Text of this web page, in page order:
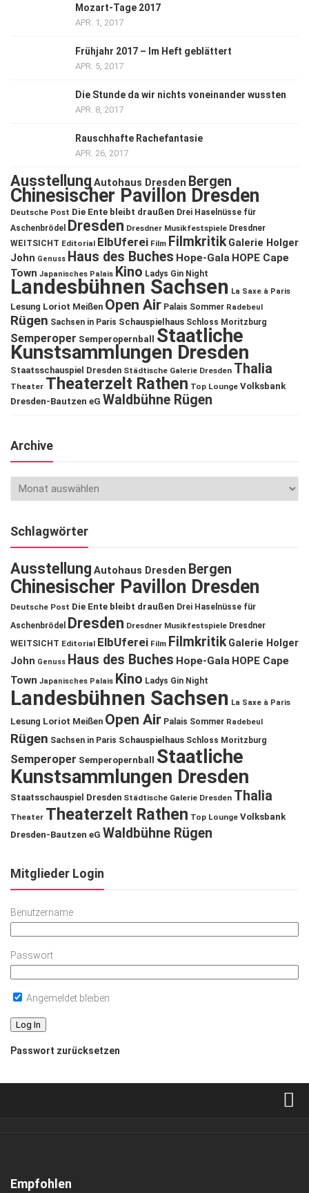
Mozart-Tage 2017
APR. 1, 2017
Frühjahr 2017 – Im Heft geblättert
APR. 5, 2017
Die Stunde da wir nichts voneinander wussten
APR. 8, 2017
Rauschhafte Rachefantasie
APR. 26, 2017
Ausstellung Autohaus Dresden Bergen
Chinesischer Pavillon Dresden
Deutsche Post Die Ente bleibt draußen Drei Haselnüsse für
Aschenbrödel
Dresden Dresdner Musikfestspiele Dresdner
WEITSICHT Editorial ElbUferei Film Filmkritik Galerie Holger
John Genuss Haus des Buches Hope-Gala HOPE Cape
Town Japanisches Palais Kino Ladys Gin Night
Landesbühnen Sachsen La Saxe à Paris
Lesung Loriot Meißen Open Air Palais Sommer Radebeul
Rügen Sachsen in Paris Schauspielhaus Schloss Moritzburg
Semperoper Semperopernball Staatliche
Kunstsammlungen Dresden
Staatsschauspiel Dresden Städtische Galerie Dresden Thalia
Theater Theaterzelt Rathen Top Lounge Volksbank
Dresden-Bautzen eG Waldbühne Rügen
Archive
Schlagwörter
Ausstellung Autohaus Dresden Bergen
Chinesischer Pavillon Dresden
Deutsche Post Die Ente bleibt draußen Drei Haselnüsse für
Aschenbrödel
Dresden Dresdner Musikfestspiele Dresdner
WEITSICHT Editorial ElbUferei Film Filmkritik Galerie Holger
John Genuss Haus des Buches Hope-Gala HOPE Cape
Town Japanisches Palais Kino Ladys Gin Night
Landesbühnen Sachsen La Saxe à Paris
Lesung Loriot Meißen Open Air Palais Sommer Radebeul
Rügen Sachsen in Paris Schauspielhaus Schloss Moritzburg
Semperoper Semperopernball
Staatliche
Kunstsammlungen Dresden
Staatsschauspiel Dresden Städtische Galerie Dresden Thalia
Theater Theaterzelt Rathen Top Lounge Volksbank
Dresden-Bautzen eG Waldbühne Rügen
Mitglieder Login
Benutzername
Passwort
Angemeldet bleiben
Passwort zurücksetzen
Kontakt, Impressum
Empfohlen